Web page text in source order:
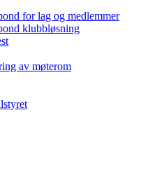
for lag og medlemmer
klubbløsning
av møterom